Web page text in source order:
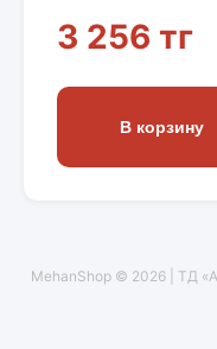
3 256 тг
В корзину
MehanShop © 2026 | ТД